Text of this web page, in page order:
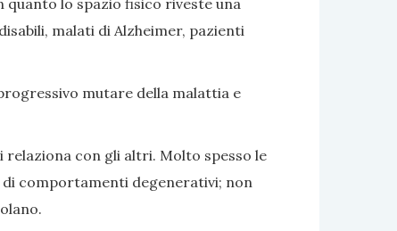
quanto lo spazio fisico riveste una
malati di Alzheimer, pazienti
mutare della malattia e
relaziona con gli altri. Molto spesso le
comportamenti degenerativi; non